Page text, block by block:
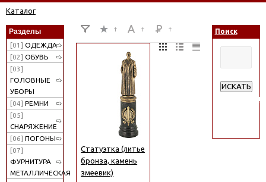
Каталог
Разделы
[01] ОДЕЖДА
[02] ОБУВЬ
[03]
ГОЛОВНЫЕ
УБОРЫ
[04] РЕМНИ
[05]
СНАРЯЖЕНИЕ
[06] ПОГОНЫ
[07]
ФУРНИТУРА
МЕТАЛЛИЧЕСКАЯ
Статуэтка (литье
бронза, камень
змеевик)
Поиск
ИСКАТЬ